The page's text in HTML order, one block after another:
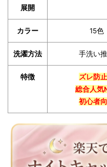
展開
カラー 15色
洗濯方法 手洗い
特徴
ズレ防
総合人気
初心者